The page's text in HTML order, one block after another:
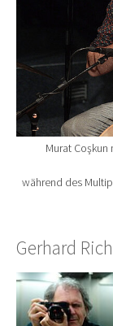
Murat Coşkun
während des
Gerhard